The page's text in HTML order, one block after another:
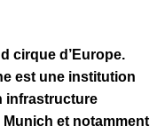
cirque d’Europe.
est une institution
infrastructure
Munich et notamment